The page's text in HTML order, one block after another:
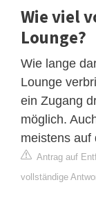
Wie viel
Lounge?
Wie lange
Lounge
ein Zugang
möglich.
meistens auf
Antrag auf
vollständige